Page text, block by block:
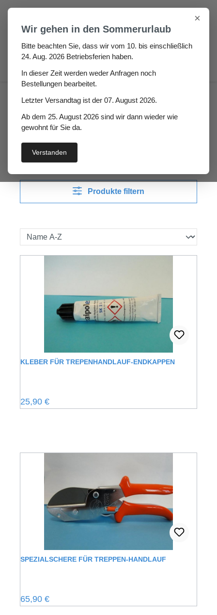
Zum Hauptinhalt springen
Haus Treppen & Handlauf Profil
Treppen & Handlauf
Profil
Produkte filtern
KLEBER FÜR TREPENHANDLAUF-ENDKAPPEN
Regulärer Preis:
25,90 €
SPEZIALSCHERE FÜR TREPPEN-HANDLAUF
Regulärer Preis:
65,90 €
×
Wir gehen in den Sommerurlaub
Bitte beachten Sie, dass wir vom 10. bis einschließlich
24. Aug. 2026 Betriebsferien haben.
In dieser Zeit werden weder Anfragen noch
Bestellungen bearbeitet.
Letzter Versandtag ist der 07. August 2026.
Ab dem 25. August 2026 sind wir dann wieder wie
gewohnt für Sie da.
Verstanden